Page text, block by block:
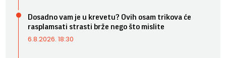
Dosadno vam je u krevetu? Ovih osam trikova će
rasplamsati strasti brže nego što mislite
6.8.2026. 18:30